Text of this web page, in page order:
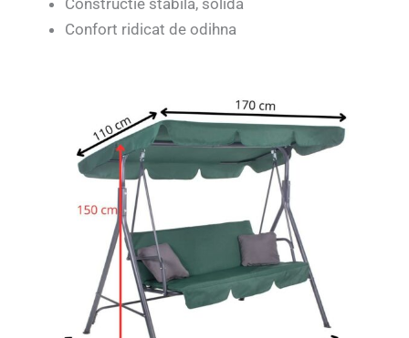
Constructie stabila, solida
Confort ridicat de odihna